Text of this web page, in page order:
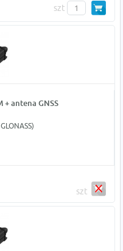
szt
+ antena GNSS
szt